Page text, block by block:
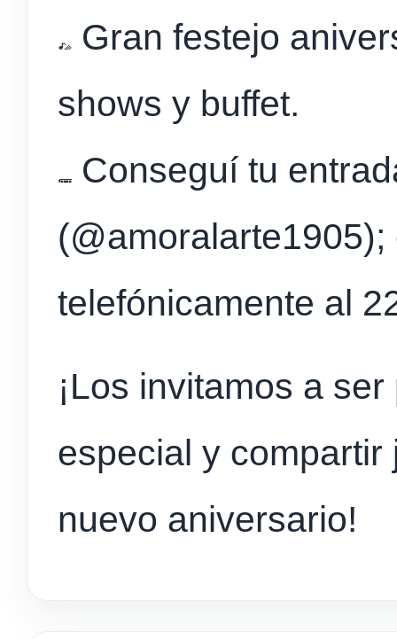
Gran festejo
shows y buffet.
Conseguí tu
telefónicamente al
¡Los invitamos a
especial y
nuevo aniversario!